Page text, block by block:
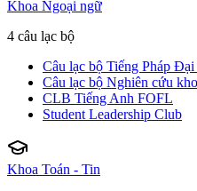
Khoa Ngoại ngữ
4 câu lạc bộ
Câu lạc bộ Tiếng Pháp
Câu lạc bộ Nghiên cứu
CLB Tiếng Anh FOFL
Student Leadership Club
Khoa Toán - Tin